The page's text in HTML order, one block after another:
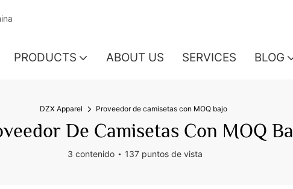
PRODUCTS ABOUT US SERVICES BLOG
DZX Apparel Proveedor de camisetas con MOQ bajo
De Camisetas Con MOQ
3 contenido 137 puntos de vista